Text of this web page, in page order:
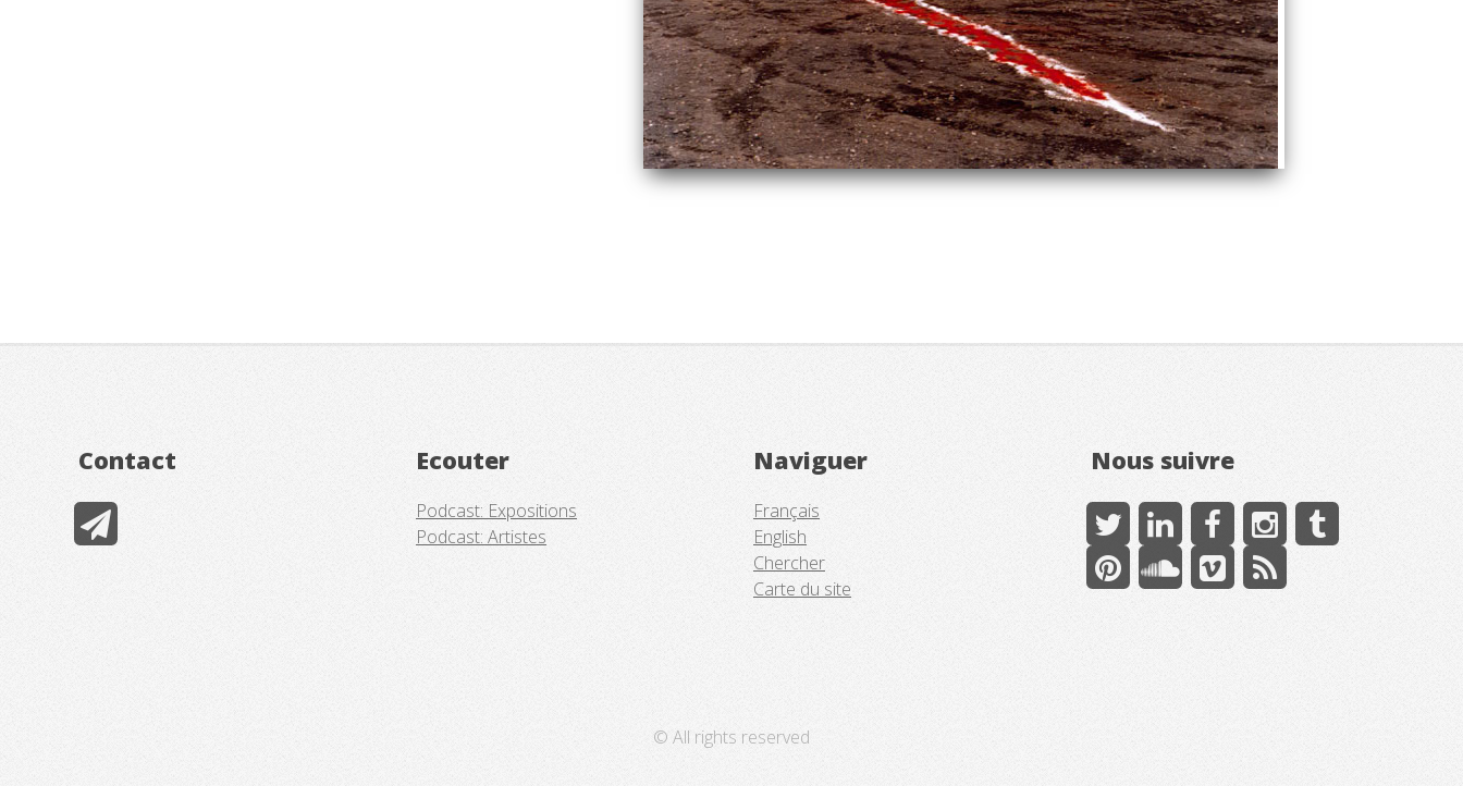
Contact Ecouter
Podcast: Expositions
Podcast: Artistes
Naviguer
Français
English
Chercher
Carte du site
Nous suivre
© All rights reserved